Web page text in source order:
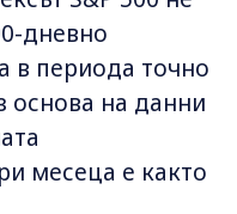
дневно
в периода точно
основа на данни
месеца е както